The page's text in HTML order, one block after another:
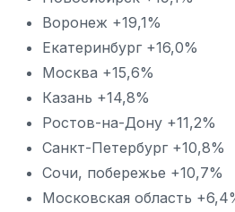
Воронеж +19,1%
Екатеринбург +16,0%
Москва +15,6%
Казань +14,8%
Ростов-на-Дону +11,2%
Санкт-Петербург +10,8%
Сочи, побережье +10,7%
Московская область